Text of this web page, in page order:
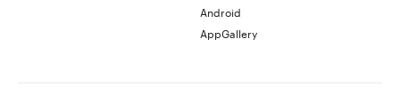
Android
AppGallery